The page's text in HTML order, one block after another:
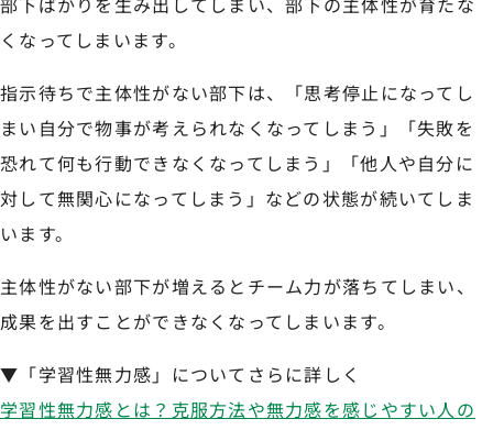
くなってしまいます。
指示待ちで主体性がない部下は、「思考停止になってし
まい自分で物事が考えられなくなってしまう」「失敗を
恐れて何も行動できなくなってしまう」「他人や自分に
対して無関心になってしまう」などの状態が続いてしま
います。
主体性がない部下が増えるとチーム力が落ちてしまい、
成果を出すことができなくなってしまいます。
▼「学習性無力感」についてさらに詳しく
学習性無力感とは？克服方法や無力感を感じやすい人の